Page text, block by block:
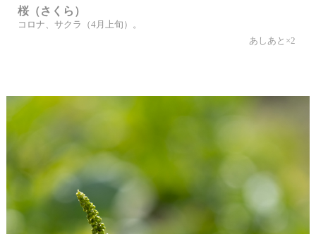
桜（さくら）
コロナ、サクラ（4月上旬）。
あしあと×2